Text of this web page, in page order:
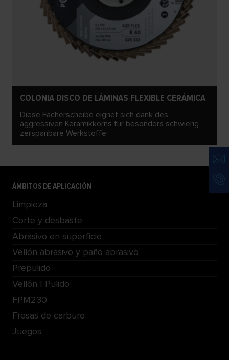
COLONIA DISCO DE LÁMINAS FLEXIBLE CERÁMICA
Diese Fächerscheibe eignet sich dank des
aggressiven Keramikkorns für besonders schwierig
zerspanbare Werkstoffe.
ÁMBITOS DE APLICACIÓN
Limpieza
Corte y desbaste
Abrasivo en superficie
Vellón abrasivo y paño abrasivo
Prepulido
Vellón | Pulido
FPM230
Fresas de carburo
Juegos